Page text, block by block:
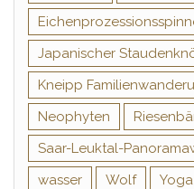
Japanischer
Kneipp
Neophyten
Saar-Leuktal-
wasser
Wolf Yoga